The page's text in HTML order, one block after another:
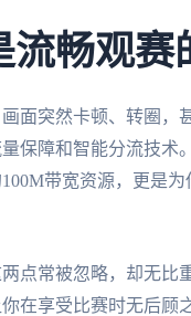
流畅观赛
面突然卡顿、转圈，
保障和智能分流技
带宽资源，更是
点常被忽略，却无
在享受比赛时无后